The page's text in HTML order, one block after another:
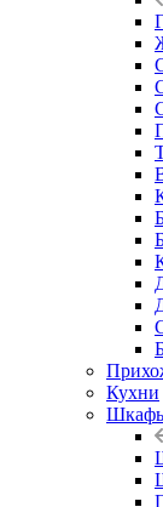
Кухни